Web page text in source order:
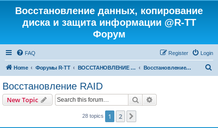
Восстановление данных, копирование
диска и защита информации @R-TT
Форум
FAQ Login
Register
Home Форумы R-TT ВОССТАНОВЛЕНИЕ ДАННЫХ И УДАЛЕННЫХ ФАЙЛОВ Восстановление RAID
Восстановление RAID
New Topic Search
28 topics 1 2